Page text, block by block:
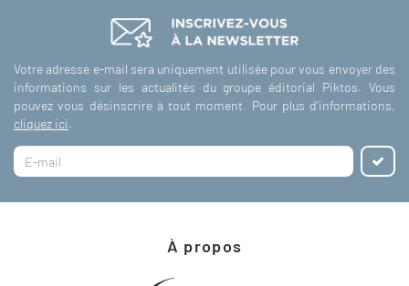
Votre adresse e-mail sera uniquement utilisée pour vous envoyer des
informations sur les actualités du groupe éditorial Piktos. Vous
pouvez vous désinscrire à tout moment. Pour plus d'informations,
cliquez ici.
À propos